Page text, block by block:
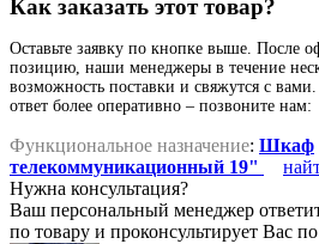
Как заказать этот товар?
Оставьте заявку по кнопке выше. После
позицию, наши менеджеры в течение
возможность поставки и свяжутся с
ответ более оперативно – позвоните нам:
Функциональное назначение: Шкаф
телекоммуникационный 19"
Нужна консультация?
Ваш персональный менеджер
по товару и проконсультирует Вас